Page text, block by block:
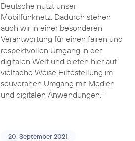
Deutsche nutzt unser
Mobilfunknetz. Dadurch stehen
auch wir in einer besonderen
Verantwortung für einen fairen und
respektvollen Umgang in der
digitalen Welt und bieten hier auf
vielfache Weise Hilfestellung im
souveränen Umgang mit Medien
und digitalen Anwendungen.“
20. September 2021